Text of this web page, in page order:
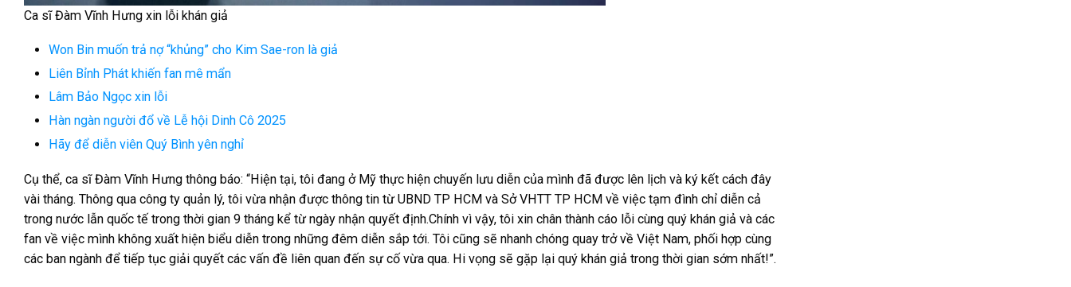
Ca sĩ Đàm Vĩnh Hưng xin lỗi khán giả
Won Bin muốn trả nợ “khủng” cho Kim Sae-ron là giả
Liên Bỉnh Phát khiến fan mê mẩn
Lâm Bảo Ngọc xin lỗi
Hàn ngàn người đổ về Lễ hội Dinh Cô 2025
Hãy để diễn viên Quý Bình yên nghỉ
Cụ thể, ca sĩ Đàm Vĩnh Hưng thông báo: “Hiện tại, tôi đang ở Mỹ thực hiện chuyến lưu diễn của mình đã được lên lịch và ký kết cách đây
vài tháng. Thông qua công ty quản lý, tôi vừa nhận được thông tin từ UBND TP HCM và Sở VHTT TP HCM về việc tạm đình chỉ diễn cả
trong nước lẫn quốc tế trong thời gian 9 tháng kể từ ngày nhận quyết định.Chính vì vậy, tôi xin chân thành cáo lỗi cùng quý khán giả và các
fan về việc mình không xuất hiện biểu diễn trong những đêm diễn sắp tới. Tôi cũng sẽ nhanh chóng quay trở về Việt Nam, phối hợp cùng
các ban ngành để tiếp tục giải quyết các vấn đề liên quan đến sự cố vừa qua. Hi vọng sẽ gặp lại quý khán giả trong thời gian sớm nhất!”.